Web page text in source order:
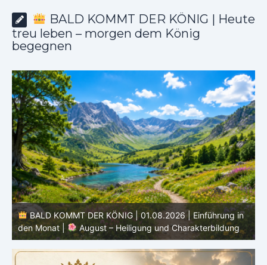
BALD KOMMT DER KÖNIG | Heute
treu leben – morgen dem König
begegnen
BALD KOMMT DER KÖNIG | 01.08.2026 | Einführung in
den Monat |
August – Heiligung und Charakterbildung